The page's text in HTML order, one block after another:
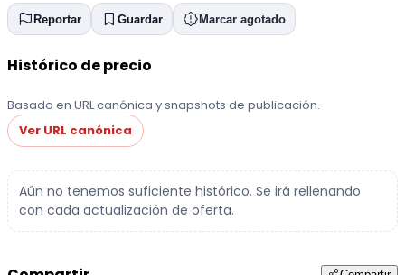
Reportar Guardar Marcar agotado
Histórico de precio
Basado en URL canónica y snapshots de publicación.
Ver URL canónica
Aún no tenemos suficiente histórico. Se irá rellenando
con cada actualización de oferta.